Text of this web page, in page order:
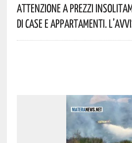
Attenzione A Prezzi
Di Case E Appartamenti.